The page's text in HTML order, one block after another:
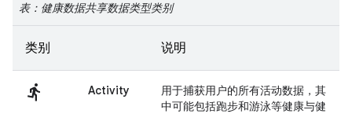
表：健康数据共享数据类型类别
类别 说明
directions_run Activity
用于捕获用户的所有活动数据，其
中可能包括跑步和游泳等健康与健